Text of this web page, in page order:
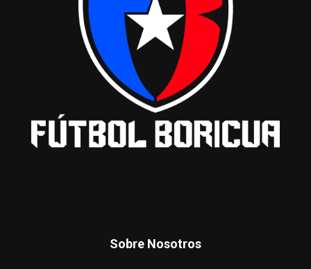
Sobre Nosotros